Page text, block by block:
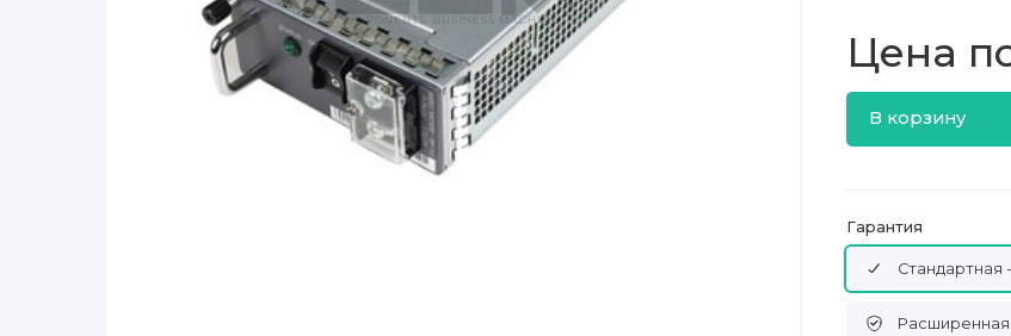
Цена
В корзину
Гарантия
Стандартная -
Расширенная